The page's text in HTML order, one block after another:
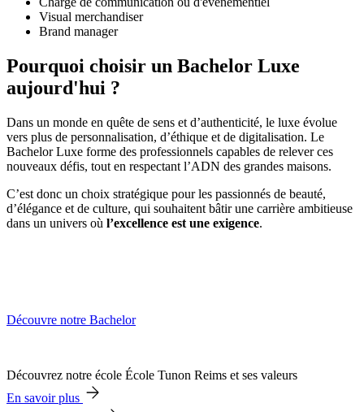
Visual merchandiser
Brand manager
Pourquoi choisir un Bachelor Luxe
aujourd'hui ?
Dans un monde en quête de sens et d’authenticité, le luxe évolue
vers plus de personnalisation, d’éthique et de digitalisation. Le
Bachelor Luxe forme des professionnels capables de relever ces
nouveaux défis, tout en respectant l’ADN des grandes maisons.
C’est donc un choix stratégique pour les passionnés de beauté,
d’élégance et de culture, qui souhaitent bâtir une carrière ambitieuse
dans un univers où l’excellence est une exigence.
Découvre notre Bachelor
Découvrez notre école École Tunon Reims et ses valeurs
En savoir plus